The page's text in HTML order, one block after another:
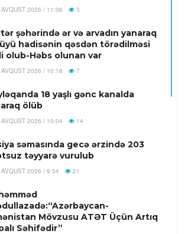
2026 / 11:06 3
şəhərində ər və arvadın yanaraq
hadisənin qəsdən törədilməsi
olub-Həbs olunan var
2026 / 10:18 7
18 yaşlı gənc kanalda
ölüb
2026 / 10:04 14
səmasında gecə ərzində 203
təyyarə vurulub
2026 / 9:54 21
Mövzusu ATƏT Üçün Artıq
Səhifədir”